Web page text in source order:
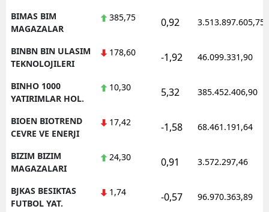
BIMAS BIM
MAGAZALAR
385,75 0,92 3.513.897.605,75
BINBN BIN ULASIM
TEKNOLOJILERI
178,60 -1,92 46.099.331,90
BINHO 1000
YATIRIMLAR HOL.
10,30 5,32 385.452.406,90
BIOEN BIOTREND
CEVRE VE ENERJI
17,42 -1,58 68.461.191,64
BIZIM BIZIM
MAGAZALARI
24,30 0,91 3.572.297,46
BJKAS BESIKTAS
FUTBOL YAT.
1,74 -0,57 96.970.363,89